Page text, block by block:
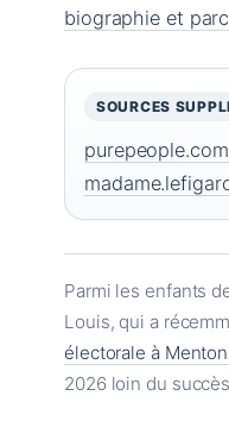
biographie et
SOURCES
purepeople.com
Parmi les enfants
Louis, qui a
électorale à Menton
2026 loin du